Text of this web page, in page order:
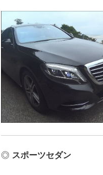
◎ スポーツセダン